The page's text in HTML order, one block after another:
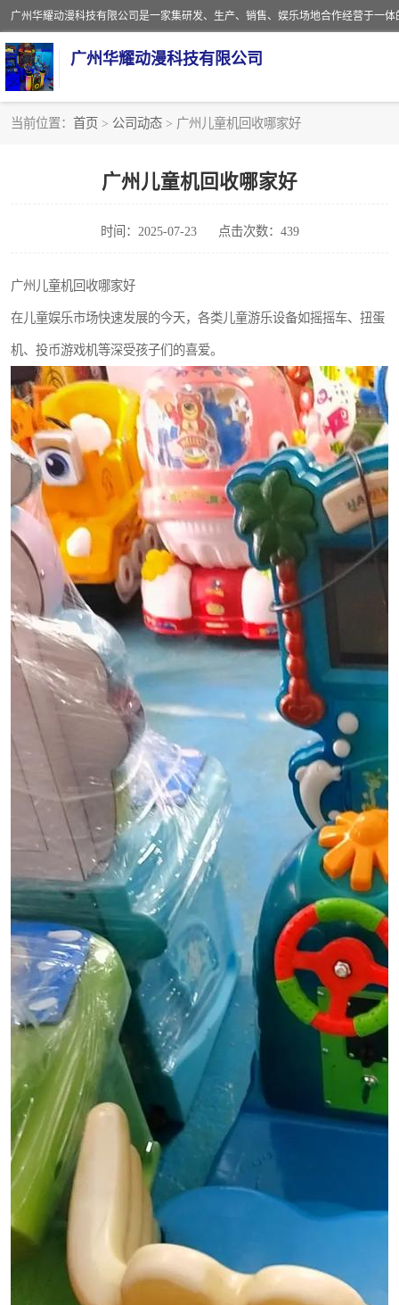
广州华耀动漫科技有限公司
当前位置： 首页 > 公司动态 > 广州儿童机回收哪家好
广州儿童机回收哪家好
时间：2025-07-23 点击次数：439
广州儿童机回收哪家好
在儿童娱乐市场快速发展的今天，各类儿童游乐设备如摇摇车、扭蛋
机、投币游戏机等深受孩子们的喜爱。
游戏厅回收